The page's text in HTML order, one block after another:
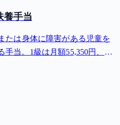
養手当
たは身体に障害がある児童を
手当。1級は月額55,350円、2